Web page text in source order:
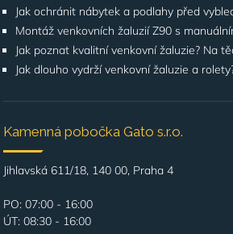
Jak ochránit nábytek a podlahy před
Jak poznat kvalitní venkovní žaluzie? Na
Jak dlouho vydrží venkovní žaluzie a
Kamenná pobočka Gato s.r.o.
Jihlavská 611/18, 140 00, Praha 4
PO: 07:00 - 16:00
ÚT: 08:30 - 16:00